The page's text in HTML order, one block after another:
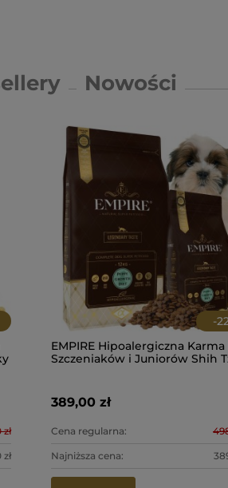
Nowości
-
EMPIRE Hipoalergiczna Karma
Szczeniaków i Juniorów Shih
389,00 zł
Cena regularna:
Najniższa cena: